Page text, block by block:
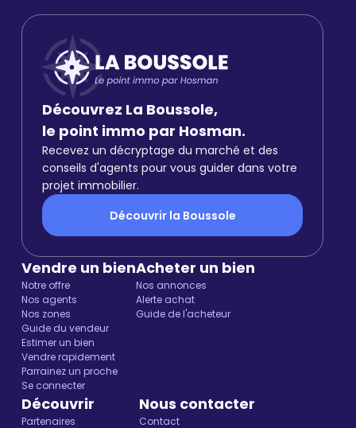
Découvrez La Boussole,
le point immo par Hosman.
Recevez un décryptage du marché et des
conseils d'agents pour vous guider dans votre
projet immobilier.
Découvrir la Boussole
Vendre un bien
Notre offre
Nos agents
Nos zones
Guide du vendeur
Estimer un bien
Vendre rapidement
Parrainez un proche
Se connecter
Acheter un bien
Nos annonces
Alerte achat
Guide de l'acheteur
Découvrir
Partenaires
Nous contacter
Contact